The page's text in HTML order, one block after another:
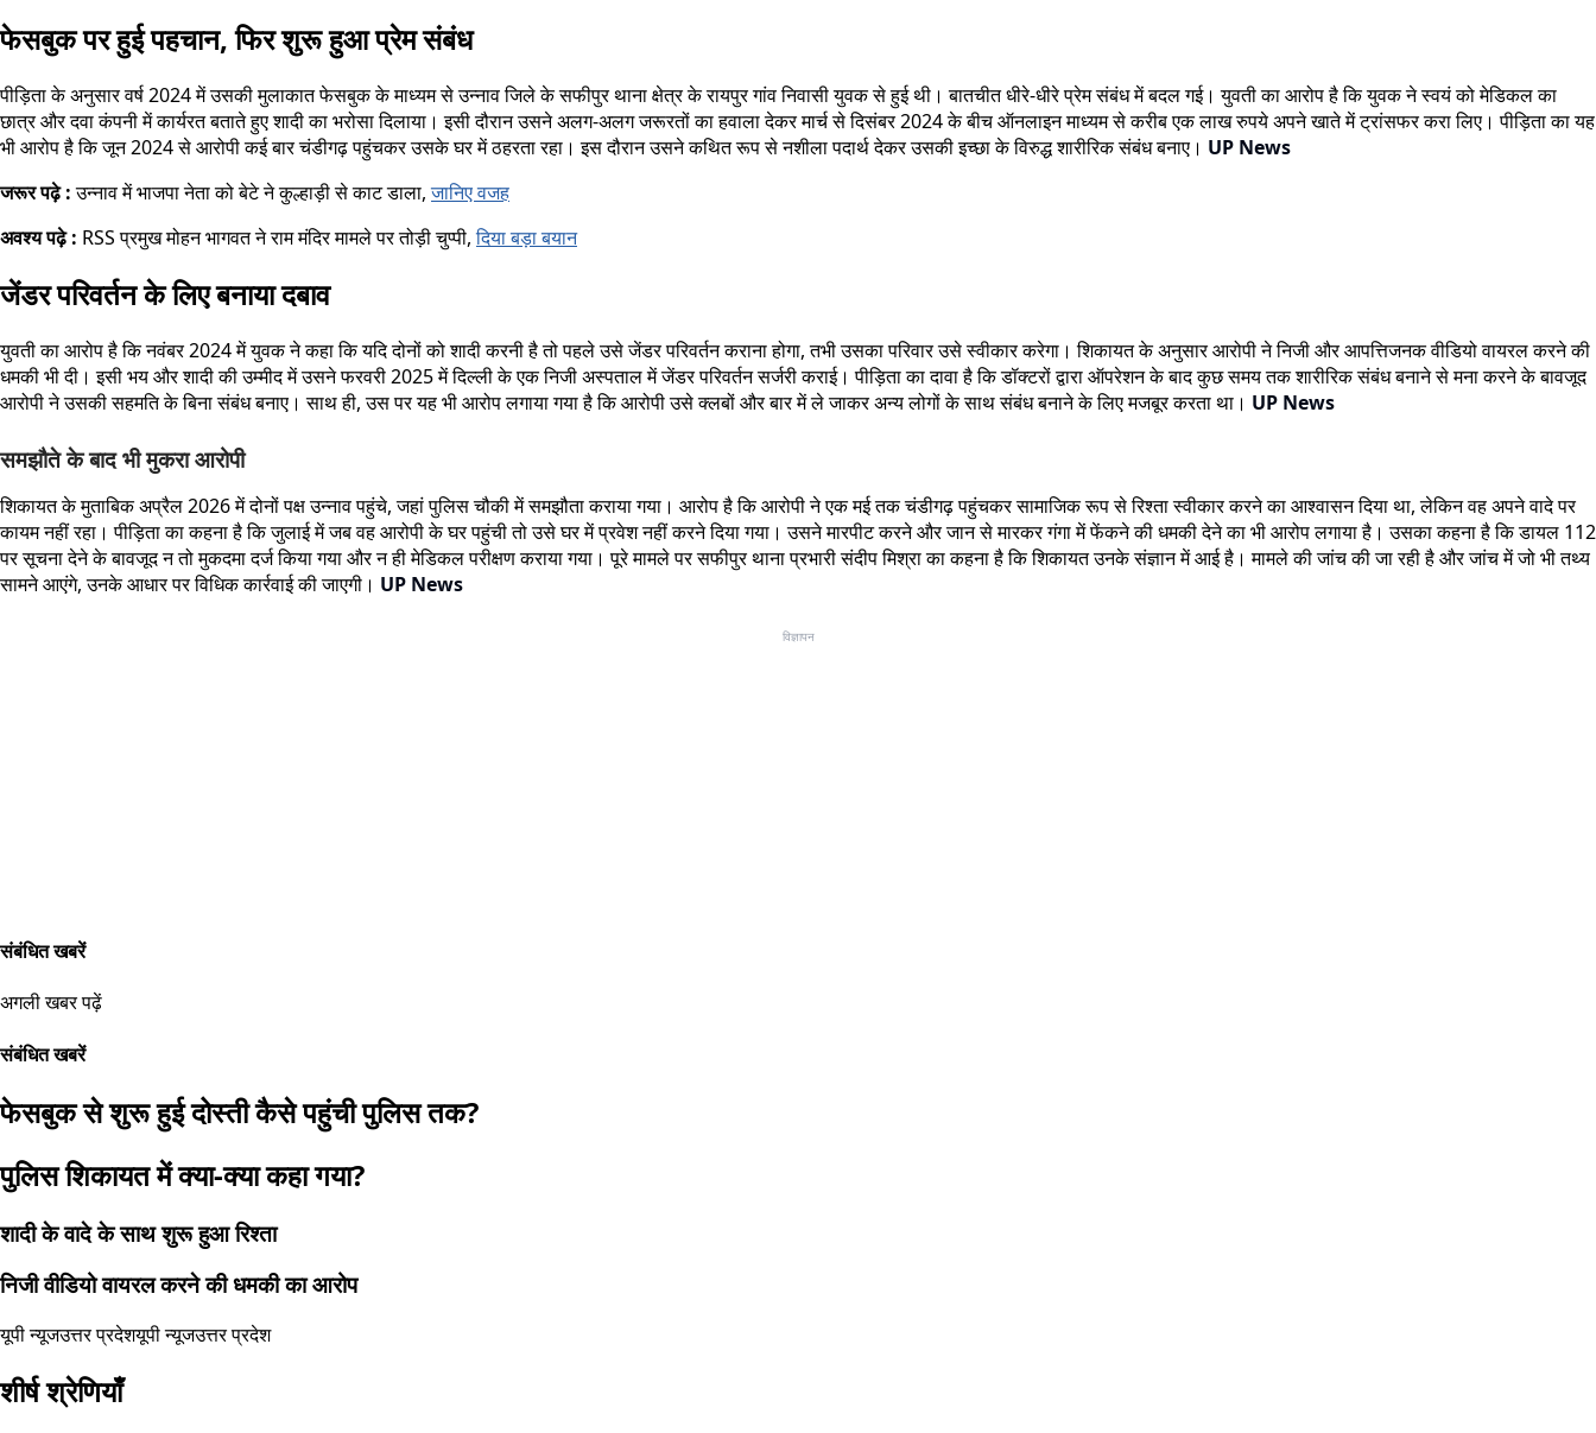
फेसबुक पर हुई पहचान, फिर शुरू हुआ प्रेम संबंध
पीड़िता के अनुसार वर्ष 2024 में उसकी मुलाकात फेसबुक के माध्यम से उन्नाव जिले के सफीपुर थाना क्षेत्र के रायपुर गांव निवासी युवक से हुई थी। बातचीत धीरे-धीरे प्रेम संबंध में बदल गई। युवती का आरोप है कि युवक ने स्वयं को मेडिकल का
छात्र और दवा कंपनी में कार्यरत बताते हुए शादी का भरोसा दिलाया। इसी दौरान उसने अलग-अलग जरूरतों का हवाला देकर मार्च से दिसंबर 2024 के बीच ऑनलाइन माध्यम से करीब एक लाख रुपये अपने खाते में ट्रांसफर करा लिए। पीड़िता का यह
भी आरोप है कि जून 2024 से आरोपी कई बार चंडीगढ़ पहुंचकर उसके घर में ठहरता रहा। इस दौरान उसने कथित रूप से नशीला पदार्थ देकर उसकी इच्छा के विरुद्ध शारीरिक संबंध बनाए। UP News
जरूर पढ़े :उन्नाव में भाजपा नेता को बेटे ने कुल्हाड़ी से काट डाला,जानिए वजह
अवश्य पढ़े : RSS प्रमुख मोहन भागवत ने राम मंदिर मामले पर तोड़ी चुप्पी,दिया बड़ा बयान
जेंडर परिवर्तन के लिए बनाया दबाव
युवती का आरोप है कि नवंबर 2024 में युवक ने कहा कि यदि दोनों को शादी करनी है तो पहले उसे जेंडर परिवर्तन कराना होगा, तभी उसका परिवार उसे स्वीकार करेगा। शिकायत के अनुसार आरोपी ने निजी और आपत्तिजनक वीडियो वायरल करने की
धमकी भी दी। इसी भय और शादी की उम्मीद में उसने फरवरी 2025 में दिल्ली के एक निजी अस्पताल में जेंडर परिवर्तन सर्जरी कराई। पीड़िता का दावा है कि डॉक्टरों द्वारा ऑपरेशन के बाद कुछ समय तक शारीरिक संबंध बनाने से मना करने के बावजूद
आरोपी ने उसकी सहमति के बिना संबंध बनाए। साथ ही, उस पर यह भी आरोप लगाया गया है कि आरोपी उसे क्लबों और बार में ले जाकर अन्य लोगों के साथ संबंध बनाने के लिए मजबूर करता था। UP News
समझौते के बाद भी मुकरा आरोपी
शिकायत के मुताबिक अप्रैल 2026 में दोनों पक्ष उन्नाव पहुंचे, जहां पुलिस चौकी में समझौता कराया गया। आरोप है कि आरोपी ने एक मई तक चंडीगढ़ पहुंचकर सामाजिक रूप से रिश्ता स्वीकार करने का आश्वासन दिया था, लेकिन वह अपने वादे पर
कायम नहीं रहा। पीड़िता का कहना है कि जुलाई में जब वह आरोपी के घर पहुंची तो उसे घर में प्रवेश नहीं करने दिया गया। उसने मारपीट करने और जान से मारकर गंगा में फेंकने की धमकी देने का भी आरोप लगाया है। उसका कहना है कि डायल 112
पर सूचना देने के बावजूद न तो मुकदमा दर्ज किया गया और न ही मेडिकल परीक्षण कराया गया। पूरे मामले पर सफीपुर थाना प्रभारी संदीप मिश्रा का कहना है कि शिकायत उनके संज्ञान में आई है। मामले की जांच की जा रही है और जांच में जो भी तथ्य
सामने आएंगे, उनके आधार पर विधिक कार्रवाई की जाएगी। UP News
विज्ञापन
संबंधित खबरें
अगली खबर पढ़ें
संबंधित खबरें
फेसबुक से शुरू हुई दोस्ती कैसे पहुंची पुलिस तक?
पुलिस शिकायत में क्या-क्या कहा गया?
शादी के वादे के साथ शुरू हुआ रिश्ता
निजी वीडियो वायरल करने की धमकी का आरोप
यूपी न्यूजउत्तर प्रदेशयूपी न्यूजउत्तर प्रदेश
शीर्ष श्रेणियाँ